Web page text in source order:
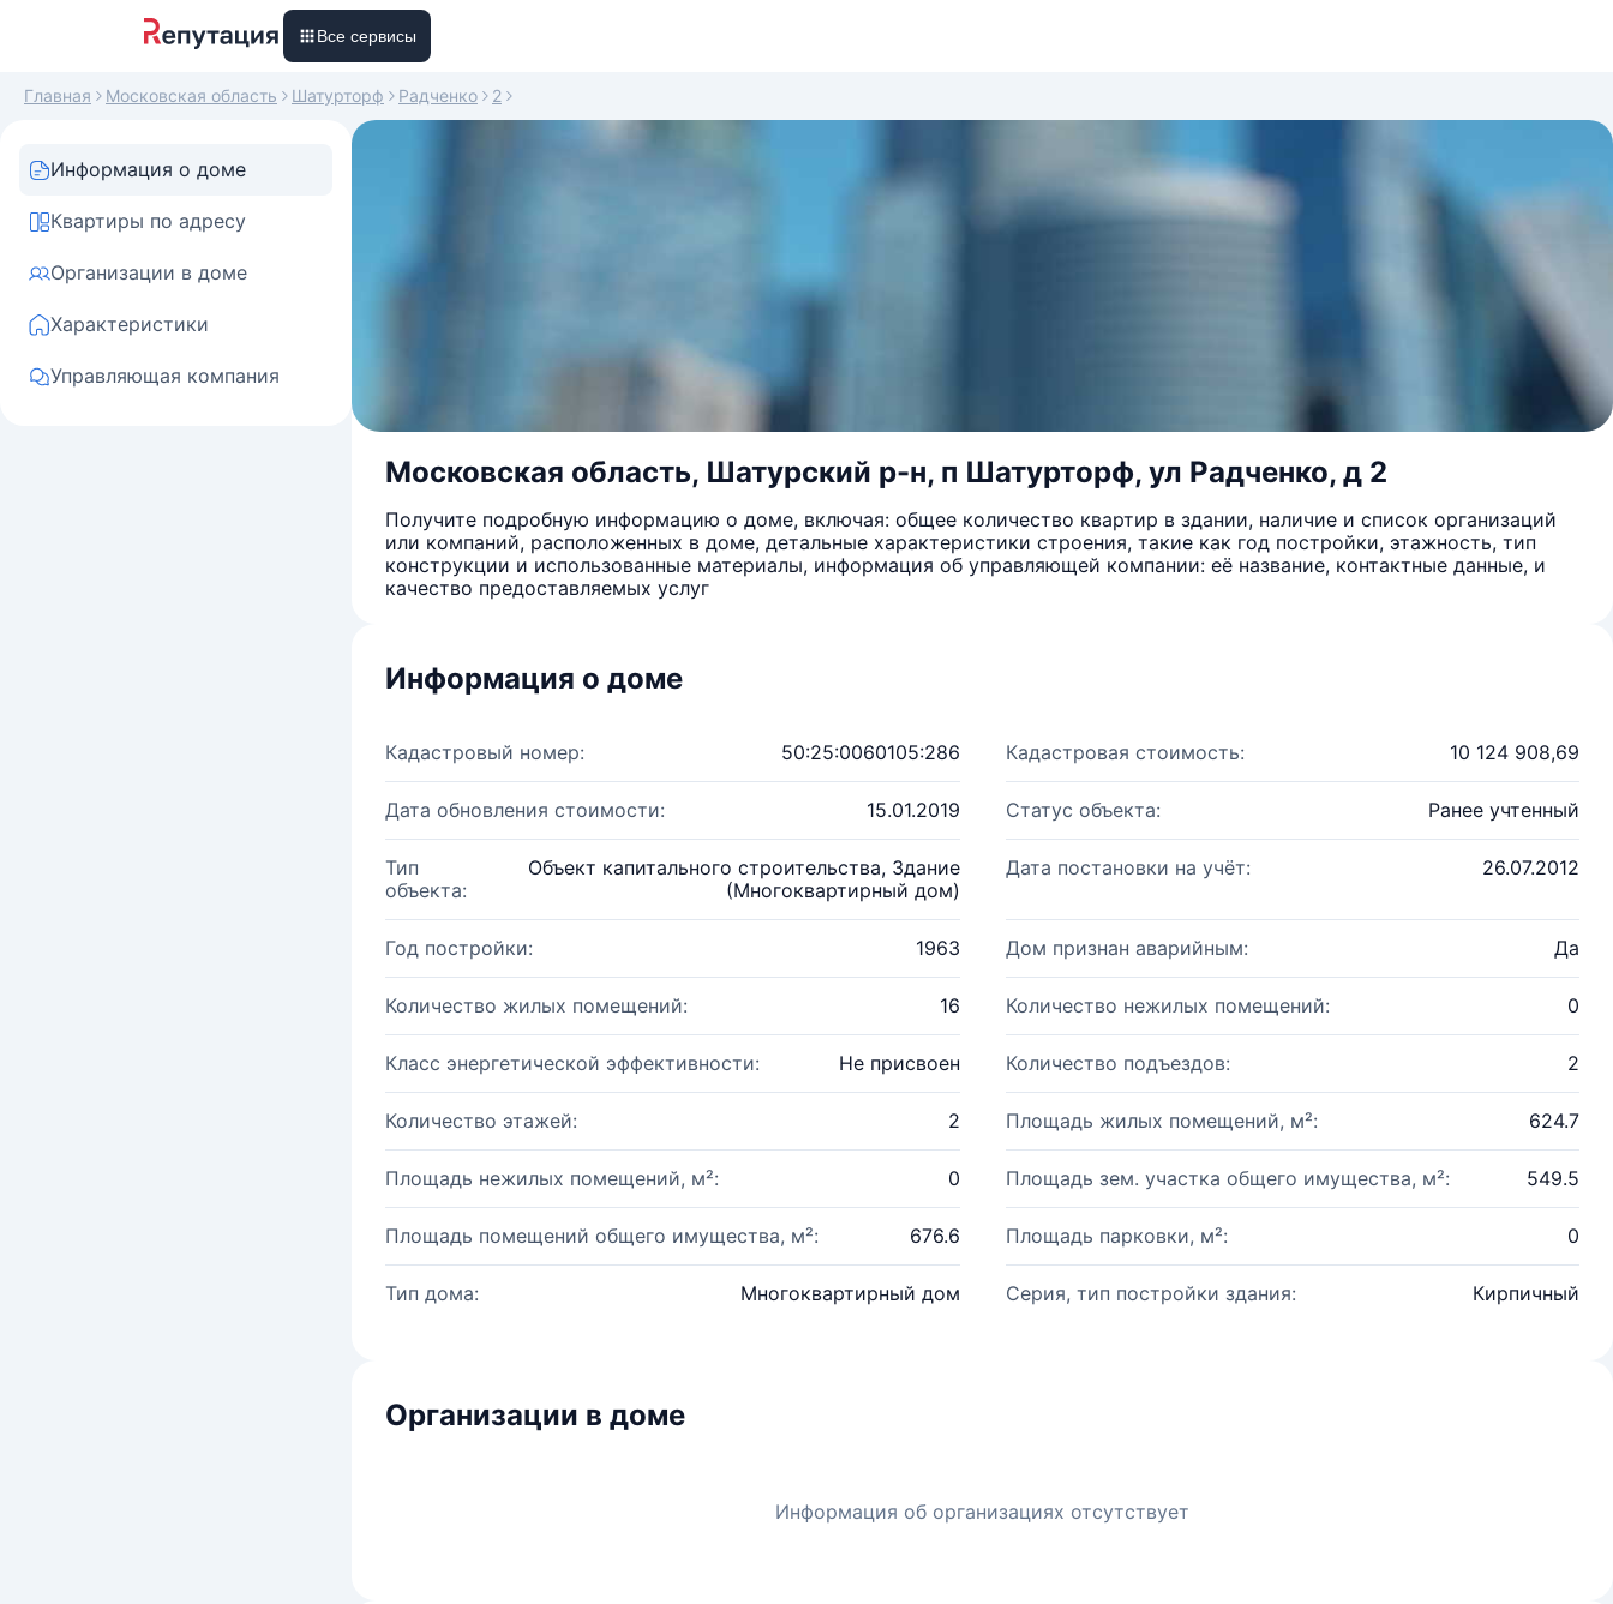
Все сервисы
Главная Московская область Шатурторф Радченко 2
Информация о доме
Квартиры по адресу
Организации в доме
Характеристики
Управляющая компания
Московская область, Шатурский р-н, п Шатурторф, ул Радченко, д 2
Получите подробную информацию о доме, включая: общее количество квартир в здании, наличие и список организаций
или компаний, расположенных в доме, детальные характеристики строения, такие как год постройки, этажность, тип
конструкции и использованные материалы, информация об управляющей компании: её название, контактные данные, и
качество предоставляемых услуг
Информация о доме
Кадастровый номер: 50:25:0060105:286 Кадастровая стоимость: 10 124 908,69
Дата обновления стоимости: 15.01.2019 Статус объекта: Ранее учтенный
Тип
объекта:
Объект капитального строительства, Здание
(Многоквартирный дом)
Дата постановки на учёт: 26.07.2012
Год постройки: 1963 Дом признан аварийным: Да
Количество жилых помещений: 16 Количество нежилых помещений: 0
Класс энергетической эффективности: Не присвоен Количество подъездов: 2
Количество этажей: 2 Площадь жилых помещений, м²: 624.7
Площадь нежилых помещений, м²: 0 Площадь зем. участка общего имущества, м²: 549.5
Площадь помещений общего имущества, м²: 676.6 Площадь парковки, м²: 0
Тип дома: Многоквартирный дом Серия, тип постройки здания: Кирпичный
Организации в доме
Информация об организациях отсутствует